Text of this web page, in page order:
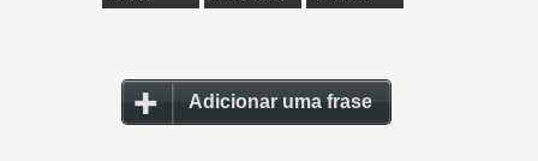
Adicionar uma frase